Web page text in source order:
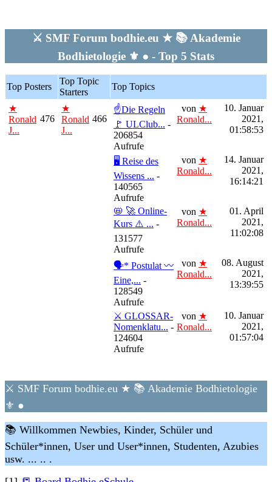
⚔ SMF Forum bodhie.eu ★ 📚 Akademie
Bodhietologie ⚜ ● - Top 5 Stats
Top Posters
Top Topic
Starters
Top Topics
★
Ronald
J...
476
★
Ronald
J...
466
☝Die Regeln
🚩 ULClub... -
206854
Aufrufe
von ★
Ronald...
10. Januar
2021,
01:58:53
🖥 Reise des
Wissens ... -
140565
Aufrufe
von ★
Ronald...
14. Januar
2021,
16:14:21
📛 🚀 Online-
Kurs ⚠️ ... -
131577
Aufrufe
von ★
Ronald...
01. April
2021,
11:02:08
🗣* Postulat 〰
Eine,... -
128549
Aufrufe
von ★
Ronald...
08. August
2021,
13:39:55
⚔ GLOSSAR-
Nomenklatu... -
124604
Aufrufe
von ★
Ronald...
10. Januar
2021,
01:57:04
⚔ SMF Forum bodhie.eu ★ 📚 Akademie Bodhietologie
⚜ ●
📚 Willkommen Newbies, Kinder, Schüler und
Schüler*innen, User und User*innen, Studenten, Azubies
usw. ... .. .